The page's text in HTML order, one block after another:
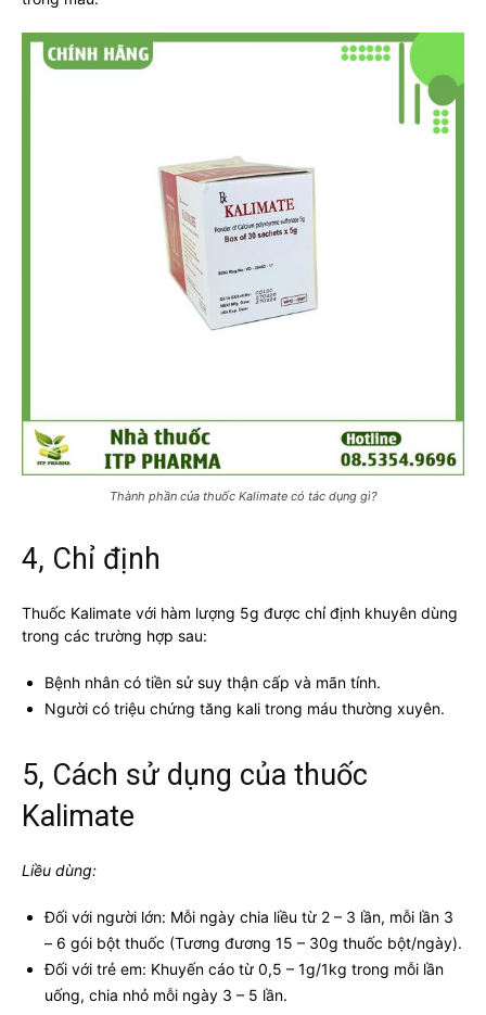
Thành phần của thuốc Kalimate có tác dụng gì?
4, Chỉ định
Thuốc Kalimate với hàm lượng 5g được chỉ định khuyên dùng
trong các trường hợp sau:
Bệnh nhân có tiền sử suy thận cấp và mãn tính.
Người có triệu chứng tăng kali trong máu thường xuyên.
5, Cách sử dụng của thuốc
Kalimate
Liều dùng:
Đối với người lớn: Mỗi ngày chia liều từ 2 – 3 lần, mỗi lần 3
– 6 gói bột thuốc (Tương đương 15 – 30g thuốc bột/ngày).
Đối với trẻ em: Khuyến cáo từ 0,5 – 1g/1kg trong mỗi lần
uống, chia nhỏ mỗi ngày 3 – 5 lần.